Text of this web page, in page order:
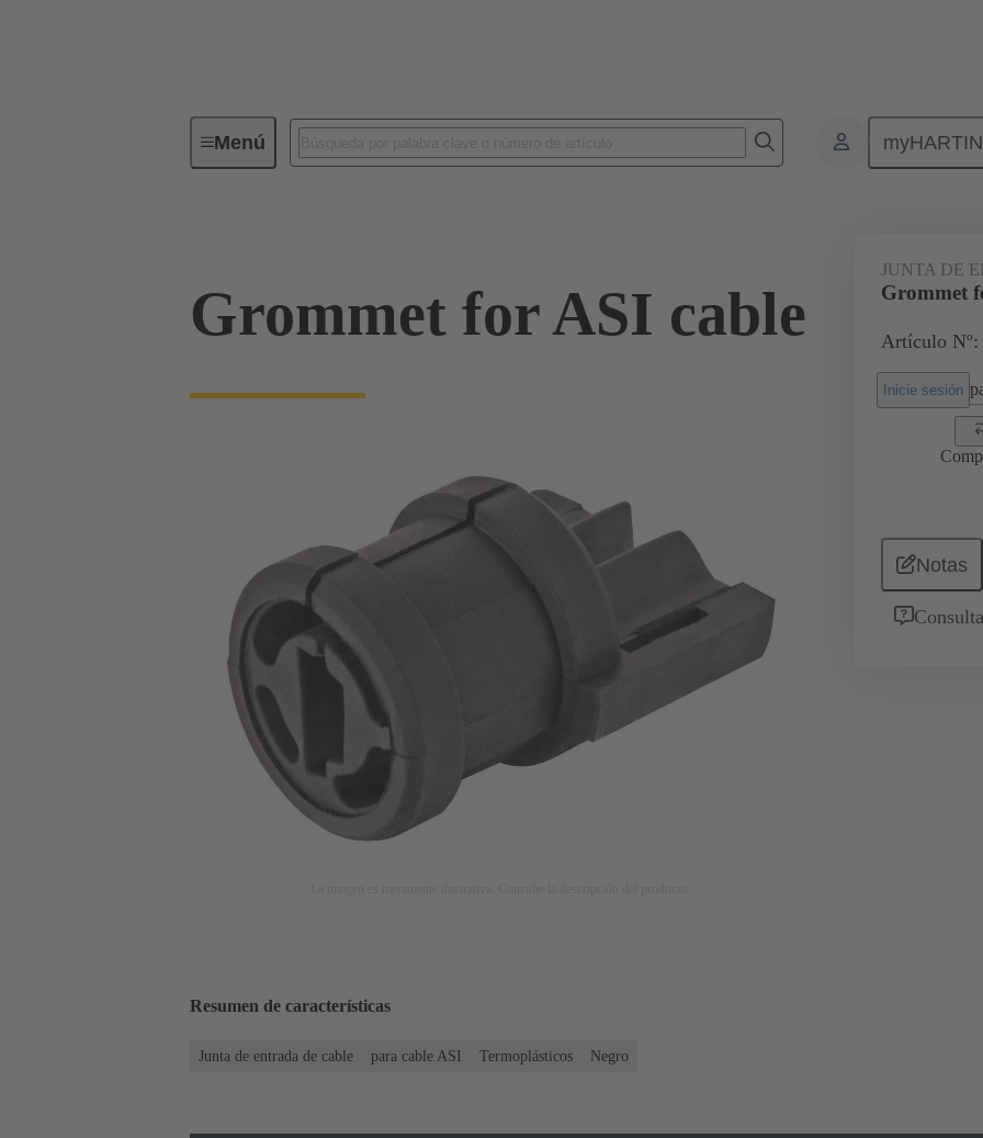
MenúConectores industriales / Han® Accesorios Juntas
Grommet for ASI cable
JUNTA DE
Grommet
Artículo Nº:
Inicie sesión
Notas
Resumen de características
Junta de entrada de cable para cable ASI Termoplásticos Negro